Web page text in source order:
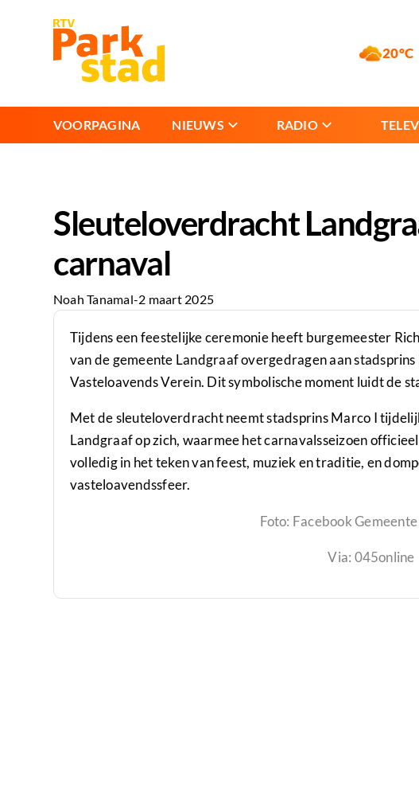
20°C
VOORPAGINA NIEUWS RADIO
Sleuteloverdracht
carnaval
Noah Tanamal-2 maart 2025
Tijdens een feestelijke ceremonie heeft burgemeester
van de gemeente Landgraaf overgedragen aan
Vasteloavends Verein. Dit symbolische moment luidt de
Met de sleuteloverdracht neemt stadsprins Marco I
Landgraaf op zich, waarmee het carnavalsseizoen
volledig in het teken van feest, muziek en traditie, en
vasteloavendssfeer.
Foto: Facebook
Via: 045online